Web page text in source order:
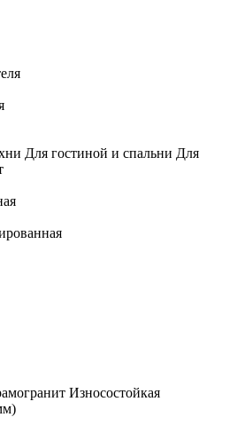
Для гостиной и спальни Для
Износостойкая